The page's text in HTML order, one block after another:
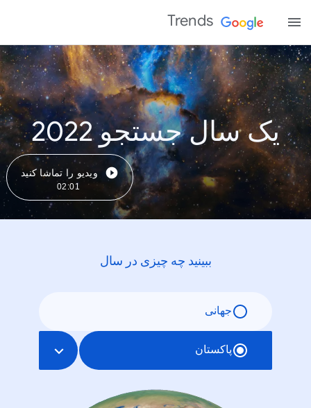
Trends
یک سال جستجو 2022
ویدیو را تماشا کنید
02:01
ببینید چه چیزی در سال
جهانی
پاکستان